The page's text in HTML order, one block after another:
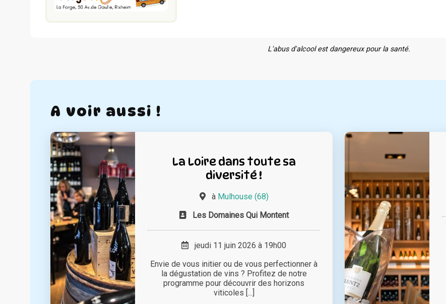
L'abus d'alcool est dangereux pour la santé.
A voir aussi !
La Loire dans toute sa
diversité !
à Mulhouse (68)
Les Domaines Qui Montent
jeudi 11 juin 2026 à 19h00
Envie de vous initier ou de vous perfectionner à
la dégustation de vins ? Profitez de notre
programme pour découvrir des horizons
viticoles [...]